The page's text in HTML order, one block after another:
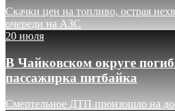
Скачки цен на топливо, острая
очереди на АЗС
20 июля
В Чайковском округе
пассажирка питбайка
Смертельное ДТП произошло на